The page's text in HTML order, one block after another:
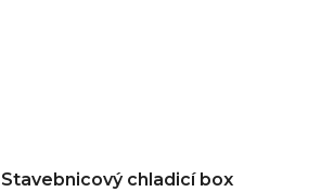
Stavebnicový chladicí box